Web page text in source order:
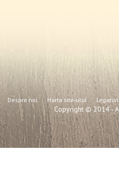
Despre noi Harta site-ului Legaturi
Copyright © 2014 -